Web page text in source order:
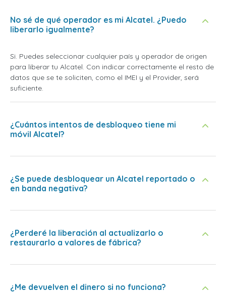
No sé de qué operador es mi Alcatel. ¿Puedo
liberarlo igualmente?
Si. Puedes seleccionar cualquier país y operador de origen
para liberar tu Alcatel. Con indicar correctamente el resto de
datos que se te soliciten, como el IMEI y el Provider, será
suficiente.
¿Cuántos intentos de desbloqueo tiene mi
móvil Alcatel?
¿Se puede desbloquear un Alcatel reportado o
en banda negativa?
¿Perderé la liberación al actualizarlo o
restaurarlo a valores de fábrica?
¿Me devuelven el dinero si no funciona?